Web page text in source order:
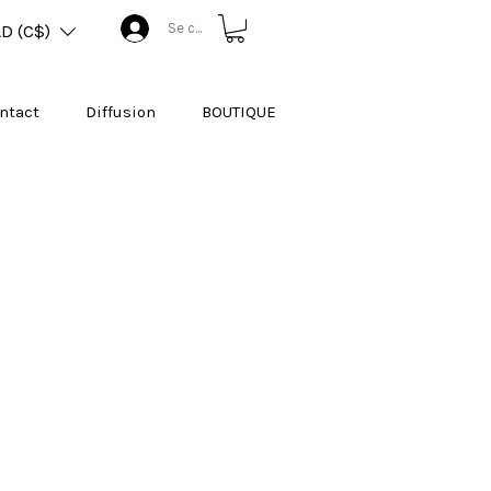
(C$) Se connecter
Diffusion BOUTIQUE